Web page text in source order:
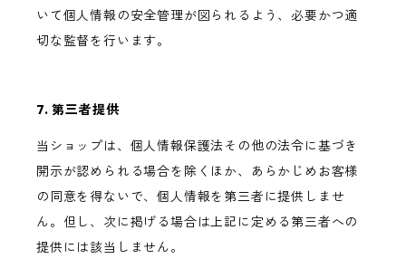
いて個人情報の安全管理が図られるよう、必要かつ適
切な監督を行います。
7. 第三者提供
当ショップは、個人情報保護法その他の法令に基づき
開示が認められる場合を除くほか、あらかじめお客様
の同意を得ないで、個人情報を第三者に提供しませ
ん。但し、次に掲げる場合は上記に定める第三者への
提供には該当しません。